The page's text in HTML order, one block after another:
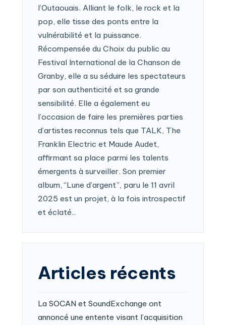
l’Outaouais. Alliant le folk, le rock et la
pop, elle tisse des ponts entre la
vulnérabilité et la puissance.
Récompensée du Choix du public au
Festival International de la Chanson de
Granby, elle a su séduire les spectateurs
par son authenticité et sa grande
sensibilité. Elle a également eu
l’occasion de faire les premières parties
d’artistes reconnus tels que TALK, The
Franklin Electric et Maude Audet,
affirmant sa place parmi les talents
émergents à surveiller. Son premier
album, “Lune d’argent”, paru le 11 avril
2025 est un projet, à la fois introspectif
et éclaté..
Articles récents
La SOCAN et SoundExchange ont
annoncé une entente visant l’acquisition